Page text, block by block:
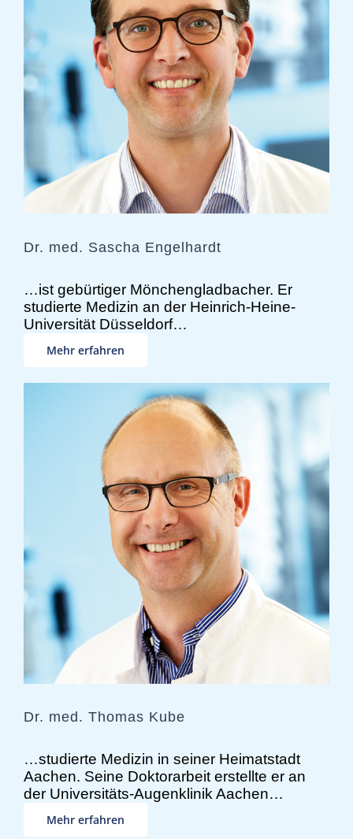
Dr. med. Sascha Engelhardt
…ist gebürtiger Mönchengladbacher. Er
studierte Medizin an der Heinrich-Heine-
Universität Düsseldorf…
Mehr erfahren
Dr. med. Thomas Kube
…studierte Medizin in seiner Heimatstadt
Aachen. Seine Doktorarbeit erstellte er an
der Universitäts-Augenklinik Aachen…
Mehr erfahren